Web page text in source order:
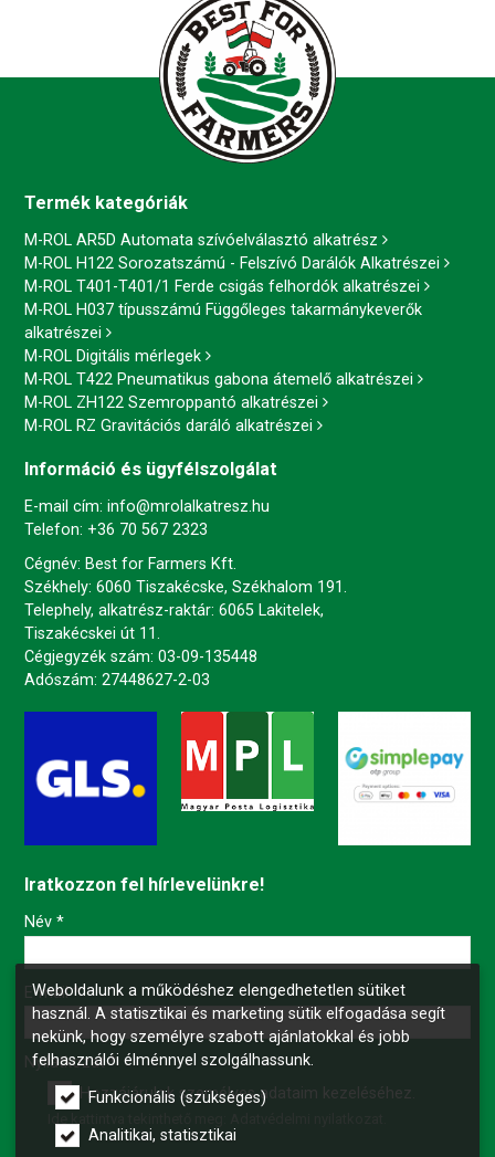
Termék kategóriák
M-ROL AR5D Automata szívóelválasztó alkatrész
M-ROL H122 Sorozatszámú - Felszívó Darálók Alkatrészei
M-ROL T401-T401/1 Ferde csigás felhordók alkatrészei
M-ROL H037 típusszámú Függőleges takarmánykeverők
alkatrészei
M-ROL Digitális mérlegek
M-ROL T422 Pneumatikus gabona átemelő alkatrészei
M-ROL ZH122 Szemroppantó alkatrészei
M-ROL RZ Gravitációs daráló alkatrészei
Információ és ügyfélszolgálat
E-mail cím: info@mrolalkatresz.hu
Telefon: +36 70 567 2323
Cégnév: Best for Farmers Kft.
Székhely: 6060 Tiszakécske, Székhalom 191.
Telephely, alkatrész-raktár: 6065 Lakitelek,
Tiszakécskei út 11.
Cégjegyzék szám: 03-09-135448
Adószám: 27448627-2-03
Iratkozzon fel hírlevelünkre!
-
-
-
Név *
E-mail*
Nyilatkozat*
Hozzájárulok személyes adataim kezeléséhez.
Weboldalunk a működéshez elengedhetetlen sütiket
használ. A statisztikai és marketing sütik elfogadása segít
nekünk, hogy személyre szabott ajánlatokkal és jobb
felhasználói élménnyel szolgálhassunk.
Funkcionális (szükséges)
Analitikai, statisztikai